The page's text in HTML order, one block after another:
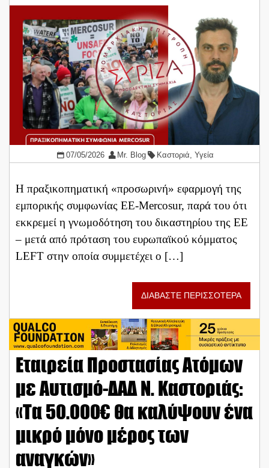
07/05/2026 Mr. Blog Καστοριά,Υγεία
Η πραξικοπηματική «προσωρινή» εφαρμογή της
εμπορικής συμφωνίας ΕΕ-Mercosur, παρά του ότι
εκκρεμεί η γνωμοδότηση του δικαστηρίου της ΕΕ
– μετά από πρόταση του ευρωπαϊκού κόμματος
LEFT στην οποία συμμετέχει ο […]
ΔΙΑΒΑΣΤΕ ΠΕΡΙΣΣΟΤΕΡΑ
Εταιρεία Προστασίας Ατόμων
με Αυτισμό-ΔΑΔ Ν. Καστοριάς:
«Τα 50.000€ θα καλύψουν ένα
μικρό μόνο μέρος των
αναγκών»